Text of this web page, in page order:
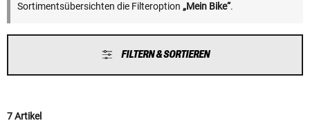
Sortimentsübersichten die Filteroption „Mein Bike“.
FILTERN & SORTIEREN
7 Artikel